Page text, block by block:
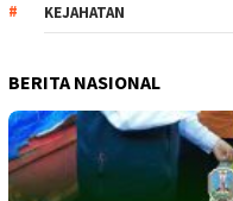
KEJAHATAN
BERITA NASIONAL